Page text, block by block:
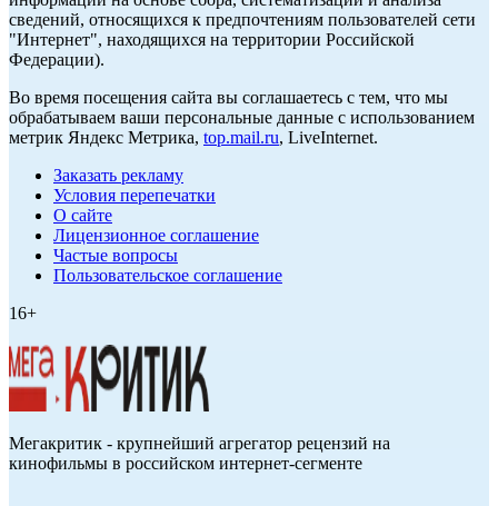
сведений, относящихся к предпочтениям пользователей сети
"Интернет", находящихся на территории Российской
Федерации).
Во время посещения сайта вы соглашаетесь с тем, что мы
обрабатываем ваши персональные данные с использованием
метрик Яндекс Метрика, top.mail.ru, LiveInternet.
Заказать рекламу
Условия перепечатки
О сайте
Лицензионное соглашение
Частые вопросы
Пользовательское соглашение
16+
Мегакритик - крупнейший агрегатор рецензий на
кинофильмы в российском интернет-сегменте